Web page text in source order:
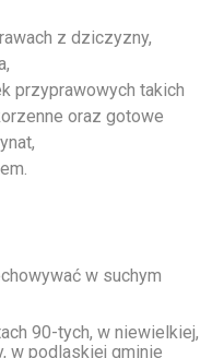
z dziczyzny,
przyprawowych takich
oraz gotowe
w suchym
90-tych, w niewielkiej,
w podlaskiej gminie